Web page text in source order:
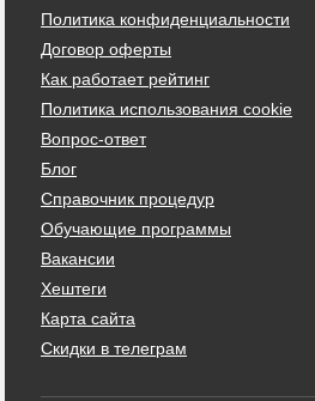
Политика конфиденциальности
Договор оферты
Как работает рейтинг
Политика использования cookie
Вопрос-ответ
Блог
Справочник процедур
Обучающие программы
Вакансии
Хештеги
Карта сайта
Скидки в телеграм